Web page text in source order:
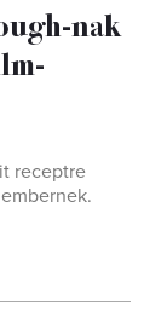
nak
receptre